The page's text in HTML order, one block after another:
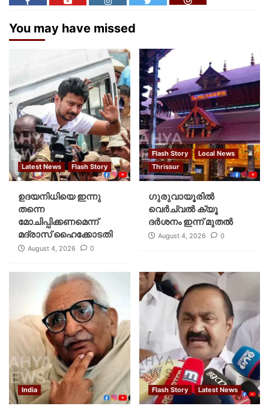
You may have missed
Latest News Flash Story
ഉദയനിധിയെ ഇന്നു
തന്നെ
മോചിപ്പിക്കണമെന്ന്
മദ്രാസ് ഹൈക്കോടതി
August 4, 2026 0
Flash Story
Local News
Thrissur
ഗുരുവായൂരില്‍
വെര്‍ച്വല്‍ ക്യൂ
ദര്‍ശനം ഇന്ന് മുതല്‍
August 4, 2026 0
India Flash Story Latest News